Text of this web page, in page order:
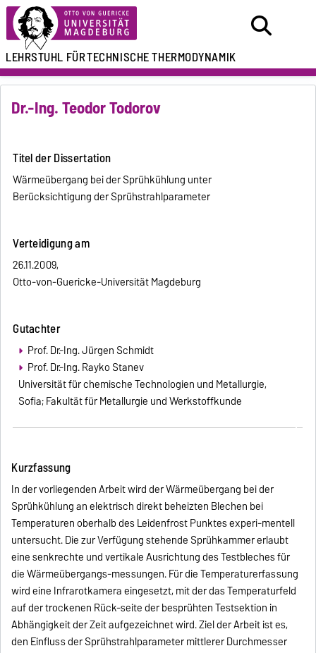
LEHRSTUHL FÜRTECHNISCHE THERMODYNAMIK
Dr.-Ing. Teodor Todorov
Titel der Dissertation
Wärmeübergang bei der Sprühkühlung unter
Berücksichtigung der Sprühstrahlparameter
Verteidigung am
26.11.2009,
Otto-von-Guericke-Universität Magdeburg
Gutachter
Prof. Dr.-Ing. Jürgen Schmidt
Prof. Dr.-Ing. Rayko Stanev
Universität für chemische Technologien und Metallurgie,
Sofia; Fakultät für Metallurgie und Werkstoffkunde
Kurzfassung
In der vorliegenden Arbeit wird der Wärmeübergang bei der
Sprühkühlung an elektrisch direkt beheizten Blechen bei
Temperaturen oberhalb des Leidenfrost Punktes experi-mentell
untersucht. Die zur Verfügung stehende Sprühkammer erlaubt
eine senkrechte und vertikale Ausrichtung des Testbleches für
die Wärmeübergangs-messungen. Für die Temperaturerfassung
wird eine Infrarotkamera eingesetzt, mit der das Temperaturfeld
auf der trockenen Rück-seite der besprühten Testsektion in
Abhängigkeit der Zeit aufgezeichnet wird. Ziel der Arbeit ist es,
den Einfluss der Sprühstrahlparameter mittlerer Durchmesser